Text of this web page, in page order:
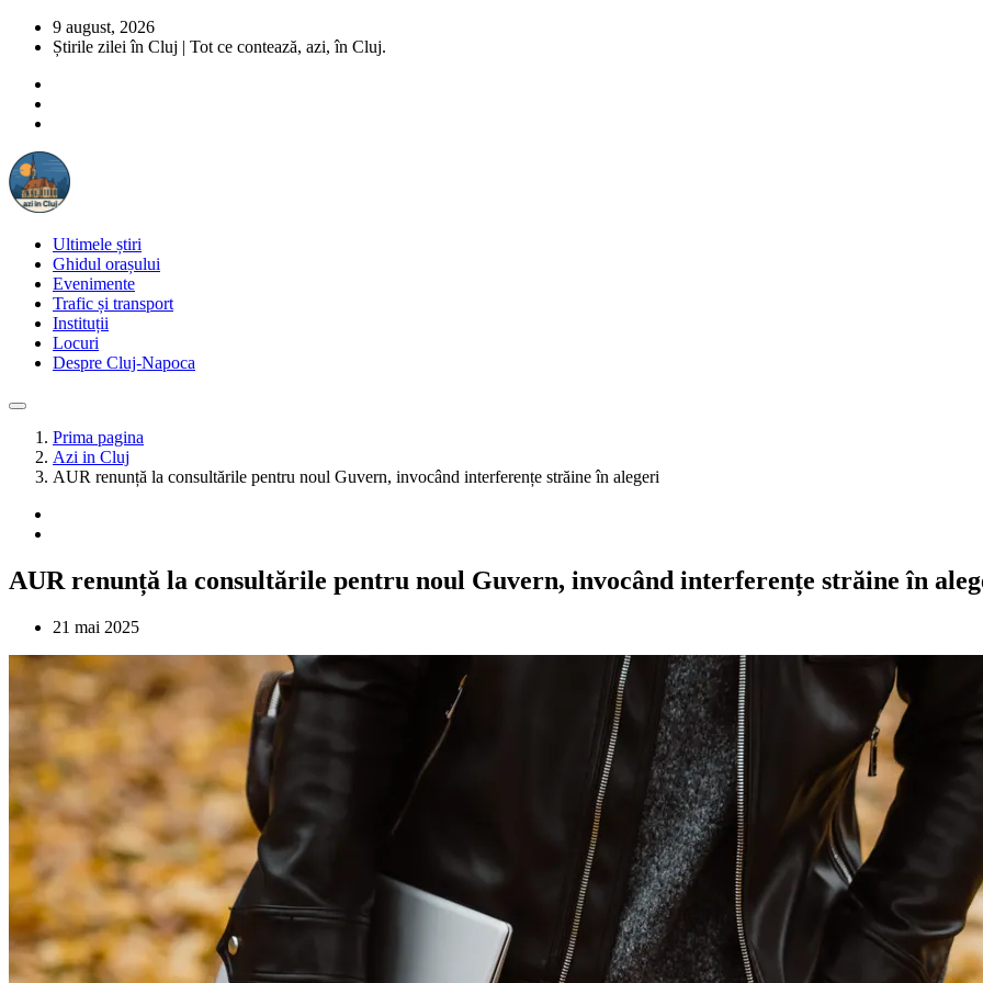
9 august, 2026
Știrile zilei în Cluj | Tot ce contează, azi, în Cluj.
Ultimele știri
Ghidul orașului
Evenimente
Trafic și transport
Instituții
Locuri
Despre Cluj-Napoca
Prima pagina
Azi in Cluj
AUR renunță la consultările pentru noul Guvern, invocând interferențe străine în alegeri
AUR renunță la consultările pentru noul Guvern, invocând interferențe străine în
21 mai 2025